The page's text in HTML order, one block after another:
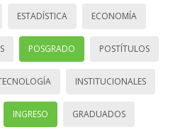
ESTADÍSTICA ECONOMÍA
POSGRADO POSTÍTULOS
INSTITUCIONALES
INGRESO GRADUADOS